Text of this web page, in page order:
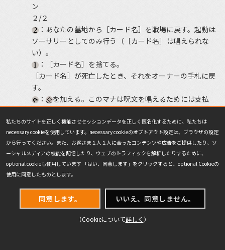
ン
２/２
：あなたの墓地から［カード名］を戦場に戻す。起動は
ソーサリーとしてのみ行う（［カード名］は唱えられな
い）。
：［カード名］を捨てる。
［カード名］が死亡したとき、それをオーナーの手札に戻
す。
：
を加える。このマナは呪文を唱えるためには支払
えない。
次のバージョンもアーティファクト・クリーチャーであること
は同じだが、方向性はまったく異なるものになった。我々は過去
の「モダンホライゾン」セット（や一部の本流のセット）で、ア
ーティファクト・トークンのサブタイプとして有名なものをサブ
んでいた。（『兄弟戦争』の）「パワーストーン」のものはまだ
作っていなかったため、このデザインはそこに挑戦したものにな
った。特に目を引くのは、マナ・コストを持たない点だった。
私たちのサイトを正しく機能させセッションデータを正しく匿名化するために、私たちは
necessary cookieを使用しています。necessary cookieのオプトアウト設定は、ブラウザの設定
から行ってください。また、お客さま１人１人に合ったコンテンツや広告をご提供したり、ソ
ーシャルメディアの機能を配信したり、ウェブのトラフィックを解析したりするために、
optional cookieも使用しています 「はい、同意します」をクリックすると、optional Cookieの
使用に同意したものとします。
同意します。 いいえ、同意しません。
（Cookieについて詳しく ）